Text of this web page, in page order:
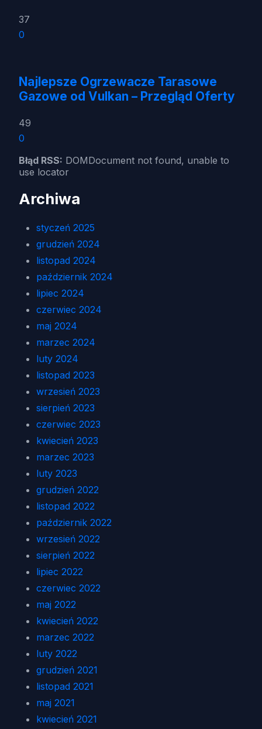
37
0
Najlepsze Ogrzewacze Tarasowe
Gazowe od Vulkan – Przegląd Oferty
49
0
Błąd RSS: DOMDocument not found, unable to
use locator
Archiwa
styczeń 2025
grudzień 2024
listopad 2024
październik 2024
lipiec 2024
czerwiec 2024
maj 2024
marzec 2024
luty 2024
listopad 2023
wrzesień 2023
sierpień 2023
czerwiec 2023
kwiecień 2023
marzec 2023
luty 2023
grudzień 2022
listopad 2022
październik 2022
wrzesień 2022
sierpień 2022
lipiec 2022
czerwiec 2022
maj 2022
kwiecień 2022
marzec 2022
luty 2022
grudzień 2021
listopad 2021
maj 2021
kwiecień 2021